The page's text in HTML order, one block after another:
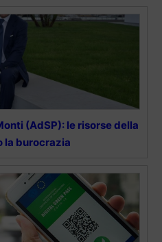
(AdSP): le risorse della
la burocrazia